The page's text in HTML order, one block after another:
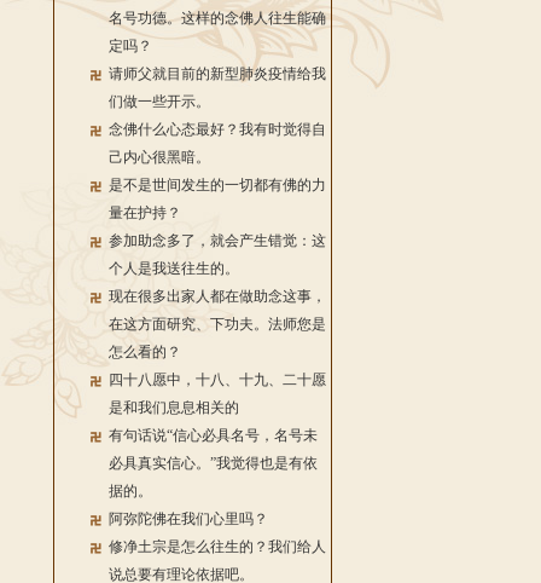
名号功德。这样的念佛人往生能确
定吗？
请师父就目前的新型肺炎疫情给我
们做一些开示。
念佛什么心态最好？我有时觉得自
己内心很黑暗。
是不是世间发生的一切都有佛的力
量在护持？
参加助念多了，就会产生错觉：这
个人是我送往生的。
现在很多出家人都在做助念这事，
在这方面研究、下功夫。法师您是
怎么看的？
四十八愿中，十八、十九、二十愿
是和我们息息相关的
有句话说“信心必具名号，名号未
必具真实信心。”我觉得也是有依
据的。
阿弥陀佛在我们心里吗？
修净土宗是怎么往生的？我们给人
说总要有理论依据吧。